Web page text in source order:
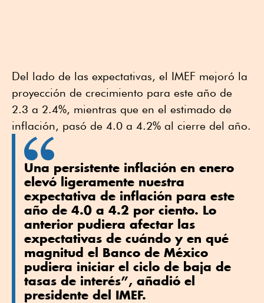
Del lado de las expectativas, el IMEF mejoró la
proyección de crecimiento para este año de
2.3 a 2.4%, mientras que en el estimado de
inflación, pasó de 4.0 a 4.2% al cierre del año.
Una persistente inflación en enero
elevó ligeramente nuestra
expectativa de inflación para este
año de 4.0 a 4.2 por ciento. Lo
anterior pudiera afectar las
expectativas de cuándo y en qué
magnitud el Banco de México
pudiera iniciar el ciclo de baja de
tasas de interés”, añadió el
presidente del IMEF.